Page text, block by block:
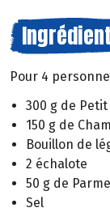
Pour 4
300 g de
150 g de
Bouillon de
2 échalote
50 g de
Sel